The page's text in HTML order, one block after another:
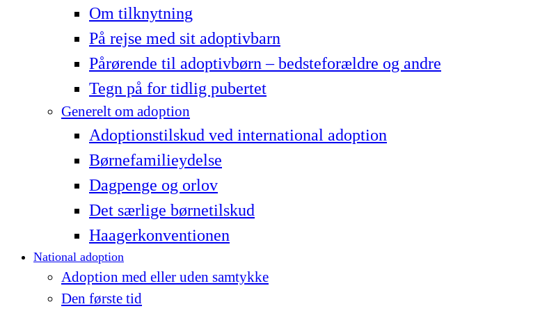
Om tilknytning
På rejse med sit adoptivbarn
Pårørende til adoptivbørn – bedsteforældre og andre
Tegn på for tidlig pubertet
Generelt om adoption
Adoptionstilskud ved international adoption
Børnefamilieydelse
Dagpenge og orlov
Det særlige børnetilskud
Haagerkonventionen
National adoption
Adoption med eller uden samtykke
Den første tid